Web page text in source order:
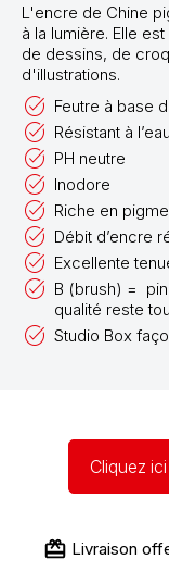
L'encre de Chine
à la lumière. Elle
de dessins, de
d'illustrations.
Feutre à base
Résistant à l’eau
PH neutre
Inodore
Riche en
Débit d’encre
Excellente
B (brush) =
qualité reste
Studio Box
Cliquez
Livraison